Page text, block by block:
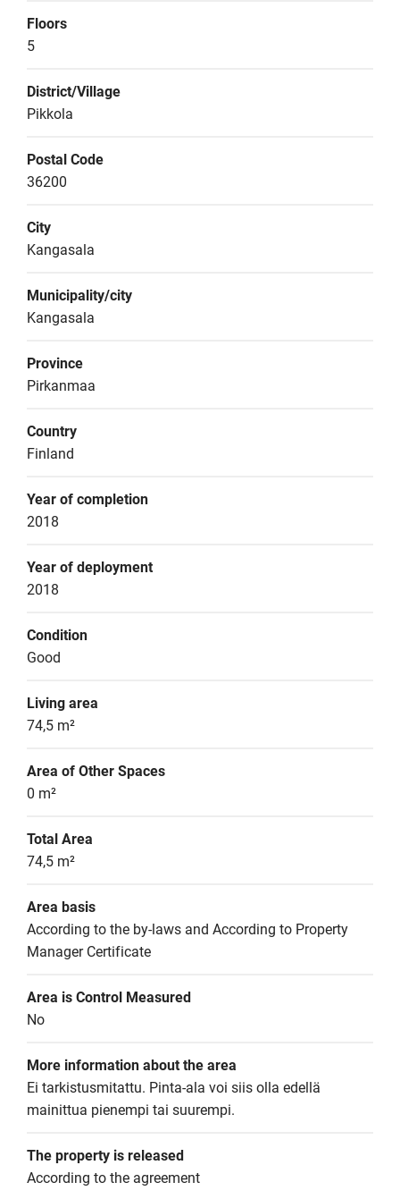
Floors
5
District/Village
Pikkola
Postal Code
36200
City
Kangasala
Municipality/city
Kangasala
Province
Pirkanmaa
Country
Finland
Year of completion
2018
Year of deployment
2018
Condition
Good
Living area
74,5 m²
Area of Other Spaces
0 m²
Total Area
74,5 m²
Area basis
According to the by-laws and According to Property
Manager Certificate
Area is Control Measured
No
More information about the area
Ei tarkistusmitattu. Pinta-ala voi siis olla edellä
mainittua pienempi tai suurempi.
The property is released
According to the agreement